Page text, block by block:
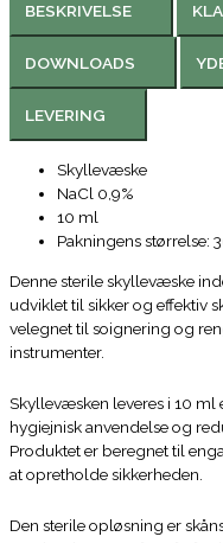
BESKRIVELSE
DOWNLOADS
LEVERING
Skyllevæske
NaCl 0,9%
10 ml
Pakningens størrelse:
Denne sterile skyllevæske
udviklet til sikker og effektiv
velegnet til soignering og
instrumenter.
Skyllevæsken leveres i 10
hygiejnisk anvendelse og
Produktet er beregnet til
at opretholde sikkerheden.
Den sterile opløsning er